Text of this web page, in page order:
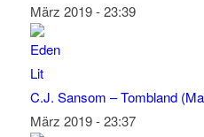
März 2019 - 23:39
C.J. Sansom – Tombland
März 2019 - 23:37